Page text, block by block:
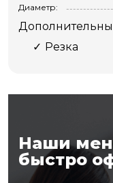
Диаметр:
Резка
Наши
быстро